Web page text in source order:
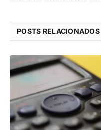
POSTS RELACIONADOS